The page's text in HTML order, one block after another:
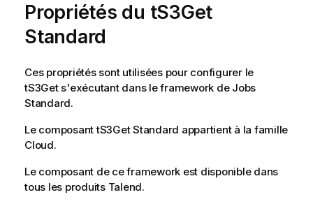
Propriétés du tS3Get
Standard
Ces propriétés sont utilisées pour configurer le
tS3Gets'exécutant dans le framework de Jobs
Standard.
Le composanttS3GetStandard appartient à la famille
Cloud.
Le composant de ce framework est disponible dans
tous les produits Talend.